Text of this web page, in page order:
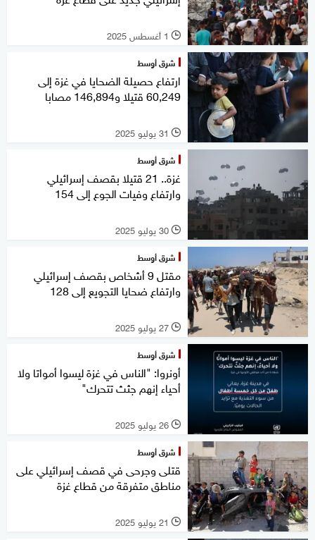
l 1 أغسطس 2025
شرق أوسط
ارتفاع حصيلة الضحايا في غزة إلى
60,249 قتيلا و146,894 مصابا
l 31 يوليو 2025
شرق أوسط
غزة.. 21 قتيلا بقصف إسرائيلي
وارتفاع وفيات الجوع إلى 154
l 30 يوليو 2025
شرق أوسط
مقتل 9 أشخاص بقصف إسرائيلي
وارتفاع ضحايا التجويع إلى 128
l 27 يوليو 2025
شرق أوسط
أونروا: "الناس في غزة ليسوا أمواتا ولا
أحياء إنهم جثث تتحرك"
l 26 يوليو 2025
شرق أوسط
قتلى وجرحى في قصف إسرائيلي على
مناطق متفرقة من قطاع غزة
l 21 يوليو 2025